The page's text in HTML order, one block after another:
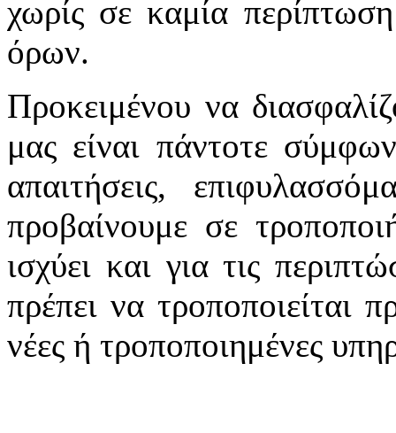
χωρίς σε καμία
όρων.
Προκειμένου να
μας είναι πάντοτε
απαιτήσεις,
προβαίνουμε σε
ισχύει και για τις
πρέπει να τροποποιείται
νέες ή τροποποιημένες